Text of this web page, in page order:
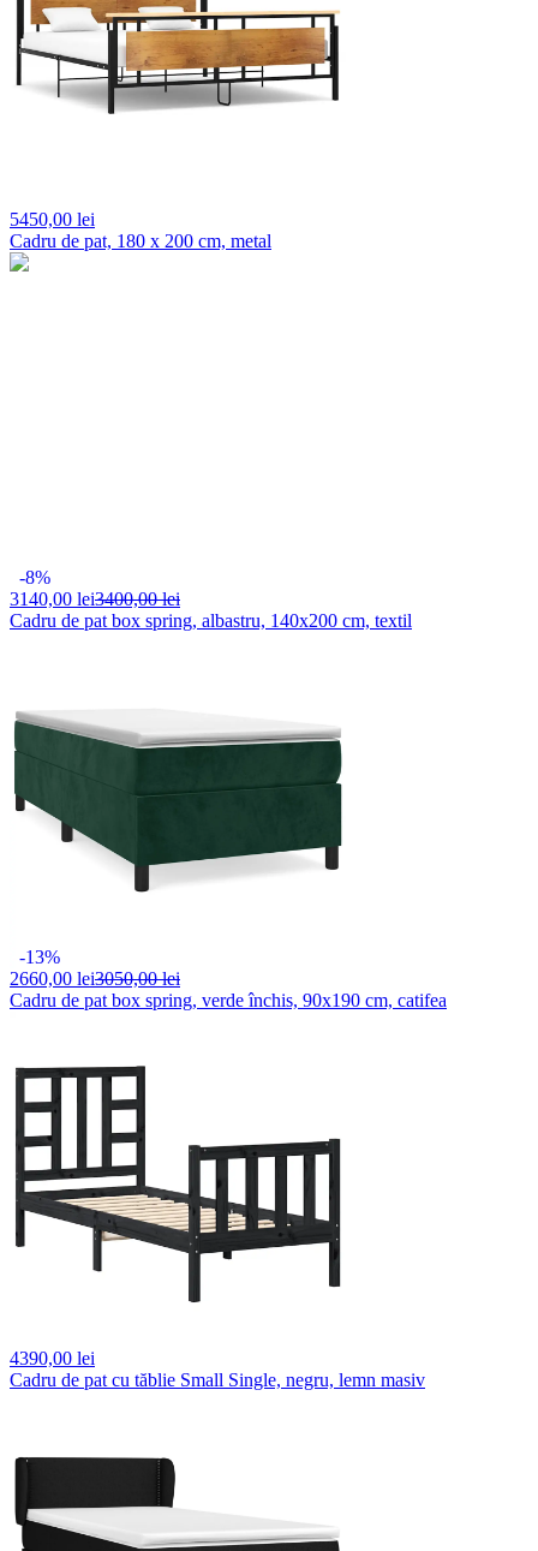
5450,00 lei
Cadru de pat, 180 x 200 cm, metal
-8%
3140,00 lei3400,00 lei
Cadru de pat box spring, albastru, 140x200 cm, textil
-13%
2660,00 lei3050,00 lei
Cadru de pat box spring, verde închis, 90x190 cm, catifea
4390,00 lei
Cadru de pat cu tăblie Small Single, negru, lemn masiv